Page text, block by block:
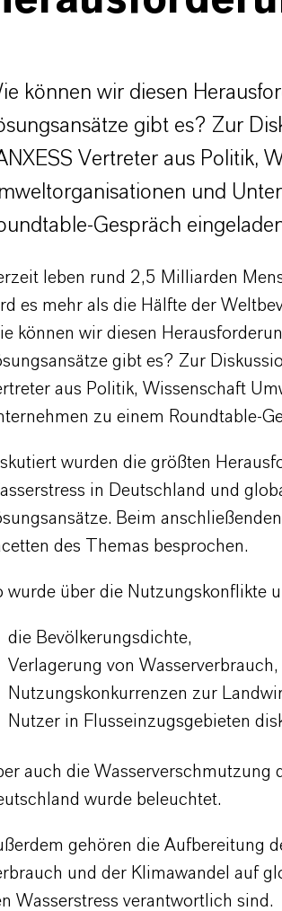
können wir diesen
gibt es? Zur
Vertreter aus Politik,
und
Gespräch
leben rund 2,5 Milliarden
es mehr als die Hälfte der
können wir diesen
gibt es? Zur
aus Politik, Wissenschaft
zu einem Roundtable-
wurden die größten
in Deutschland und
Beim
des Themas besprochen.
wurde über die Nutzungskonflikte
die Bevölkerungsdichte,
Verlagerung von Wasserverbrauch,
Nutzungskonkurrenzen zur
Nutzer in Flusseinzugsgebieten
auch die Wasserverschmutzung
wurde beleuchtet.
gehören die Aufbereitung
und der Klimawandel auf
Wasserstress verantwortlich sind.